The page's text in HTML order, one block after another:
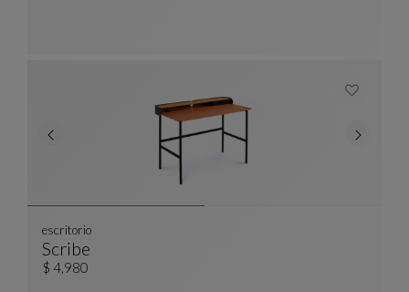
Scribe
Escritorio
Ver Descripción Completa
escritorio
$ 4,980